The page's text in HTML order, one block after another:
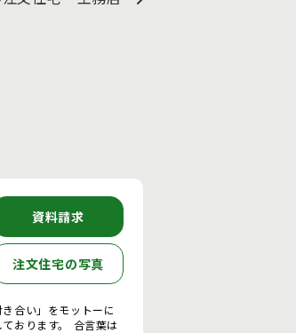
資料請求
注文住宅の写真
合い」をモットーに
おります。 合言葉は